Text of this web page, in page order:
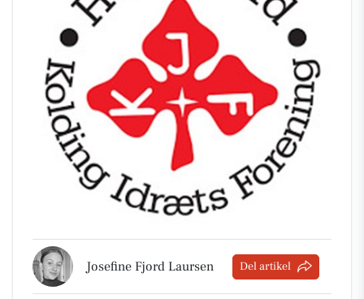
Josefine Fjord Laursen Del artikel